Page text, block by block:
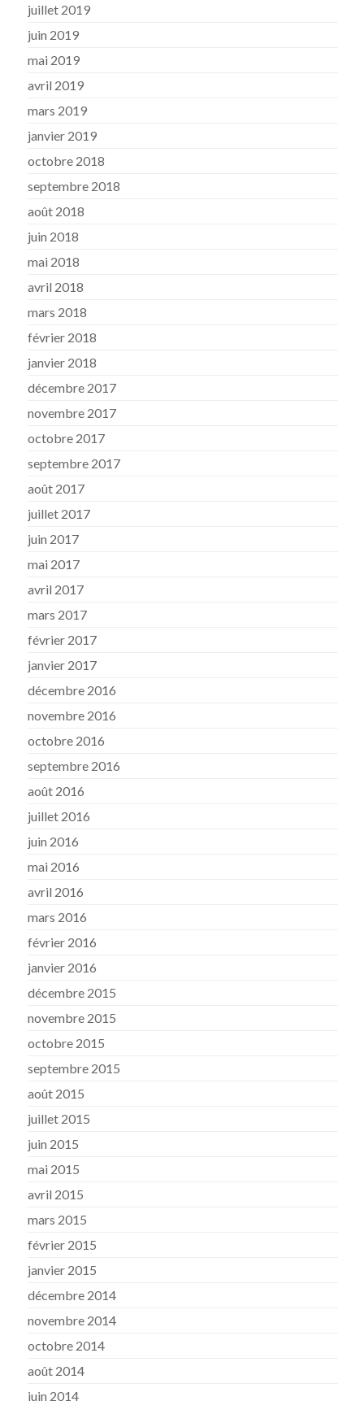
juillet 2019
juin 2019
mai 2019
avril 2019
mars 2019
janvier 2019
octobre 2018
septembre 2018
août 2018
juin 2018
mai 2018
avril 2018
mars 2018
février 2018
janvier 2018
décembre 2017
novembre 2017
octobre 2017
septembre 2017
août 2017
juillet 2017
juin 2017
mai 2017
avril 2017
mars 2017
février 2017
janvier 2017
décembre 2016
novembre 2016
octobre 2016
septembre 2016
août 2016
juillet 2016
juin 2016
mai 2016
avril 2016
mars 2016
février 2016
janvier 2016
décembre 2015
novembre 2015
octobre 2015
septembre 2015
août 2015
juillet 2015
juin 2015
mai 2015
avril 2015
mars 2015
février 2015
janvier 2015
décembre 2014
novembre 2014
octobre 2014
août 2014
juin 2014